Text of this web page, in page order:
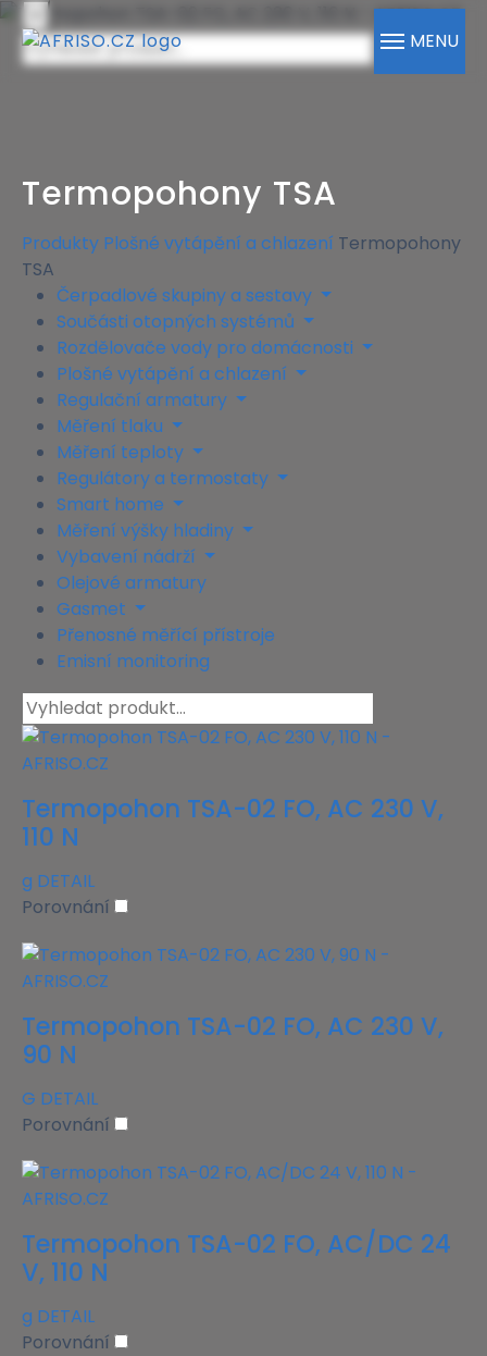
MENU
Termopohony TSA
Produkty Plošné vytápění a chlazení Termopohony
TSA
Čerpadlové skupiny a sestavy
Součásti otopných systémů
Rozdělovače vody pro domácnosti
Plošné vytápění a chlazení
Regulační armatury
Měření tlaku
Měření teploty
Regulátory a termostaty
Smart home
Měření výšky hladiny
Vybavení nádrží
Olejové armatury
Gasmet
Přenosné měřící přístroje
Emisní monitoring
Termopohon TSA-02 FO, AC 230 V,
110 N
g DETAIL
Porovnání
Termopohon TSA-02 FO, AC 230 V,
90 N
G DETAIL
Porovnání
Termopohon TSA-02 FO, AC/DC 24
V, 110 N
g DETAIL
Porovnání